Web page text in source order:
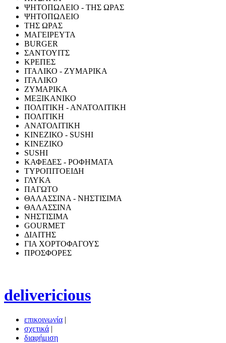
ΨΗΤΟΠΩΛΕΙΟ - ΤΗΣ ΩΡΑΣ
ΨΗΤΟΠΩΛΕΙΟ
ΤΗΣ ΩΡΑΣ
ΜΑΓΕΙΡΕΥΤΑ
BURGER
ΣΑΝΤΟΥΙΤΣ
ΚΡΕΠΕΣ
ΙΤΑΛΙΚΟ - ΖΥΜΑΡΙΚΑ
ΙΤΑΛΙΚΟ
ΖΥΜΑΡΙΚΑ
ΜΕΞΙΚΑΝΙΚΟ
ΠΟΛΙΤΙΚΗ - ΑΝΑΤΟΛΙΤΙΚΗ
ΠΟΛΙΤΙΚΗ
ΑΝΑΤΟΛΙΤΙΚΗ
ΚΙΝΕΖΙΚΟ - SUSHI
ΚΙΝΕΖΙΚΟ
SUSHI
ΚΑΦΕΔΕΣ - ΡΟΦΗΜΑΤΑ
ΤΥΡΟΠΙΤΟΕΙΔΗ
ΓΛΥΚΑ
ΠΑΓΩΤΟ
ΘΑΛΑΣΣΙΝΑ - ΝΗΣΤΙΣΙΜΑ
ΘΑΛΑΣΣΙΝΑ
ΝΗΣΤΙΣΙΜΑ
GOURMET
ΔΙΑΙΤΗΣ
ΓΙΑ ΧΟΡΤΟΦΑΓΟΥΣ
ΠΡΟΣΦΟΡΕΣ
delivericious
επικοινωνία |
σχετικά |
διαφήμιση